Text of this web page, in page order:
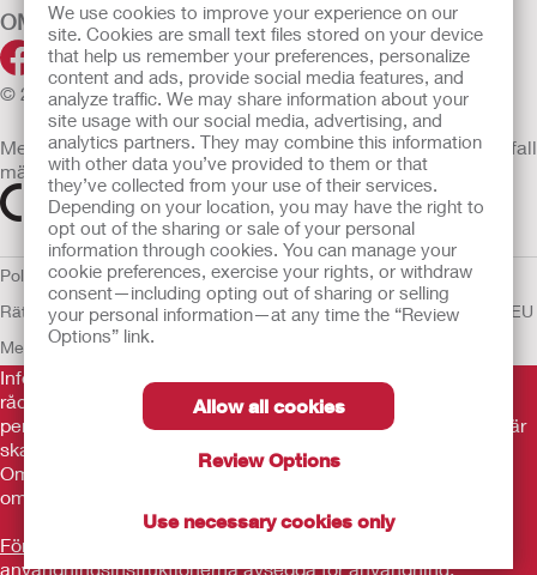
We use cookies to improve your experience on our
site. Cookies are small text files stored on your device
that help us remember your preferences, personalize
content and ads, provide social media features, and
analyze traffic. We may share information about your
site usage with our social media, advertising, and
analytics partners. They may combine this information
with other data you’ve provided to them or that
they’ve collected from your use of their services.
Depending on your location, you may have the right to
opt out of the sharing or sale of your personal
information through cookies. You can manage your
cookie preferences, exercise your rights, or withdraw
consent—including opting out of sharing or selling
your personal information—at any time the “Review
Options” link.
Allow all cookies
Review Options
Use necessary cookies only
OM OSS
© 2026 Hollister Incorporated
Medicintekniska enheter som säljs i EU är i förekommande fall
märkta med någon av följande symboler
Policy för Mänskliga
Rättigheter AnvändarvillkorSekretesspolicy Användning av cookies
EU
Meddelande till Visselblåsare
Informationen som finns här är inte avsedd som medicinsk
rådgivning och är inte en ersättning för de råd du får av din
personliga läkare eller annan vårdpersonal. Informationen här
ska inte användas som hjälp i akuta medicinska situationer.
Om du är i en akut medicinsk situation ska du personligen
omedelbart söka medicinsk behandling.
Före användning var noga med att läsa
användningsinstruktionerna avsedda för användning,